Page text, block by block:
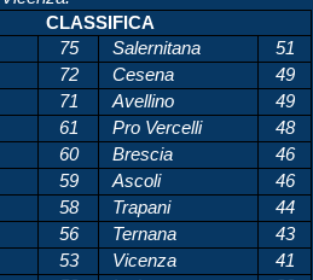
CLASSIFICA
75 Salernitana 51
72 Cesena 49
71 Avellino 49
61 Pro Vercelli 48
60 Brescia 46
59 Ascoli 46
58 Trapani 44
56 Ternana 43
53 Vicenza 41